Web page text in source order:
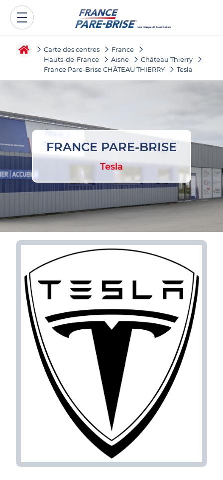
Carte des centres
France
Hauts-de-France
Aisne
Château Thierry
France Pare-Brise CHÂTEAU THIERRY
Tesla
FRANCE PARE-BRISE
Tesla